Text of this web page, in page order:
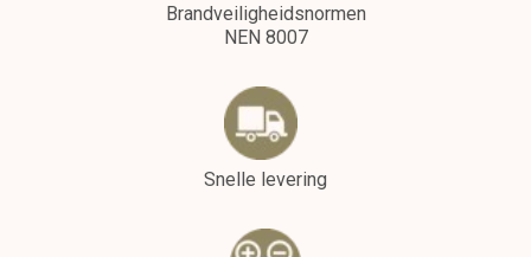
Brandveiligheidsnormen
NEN 8007
Snelle levering